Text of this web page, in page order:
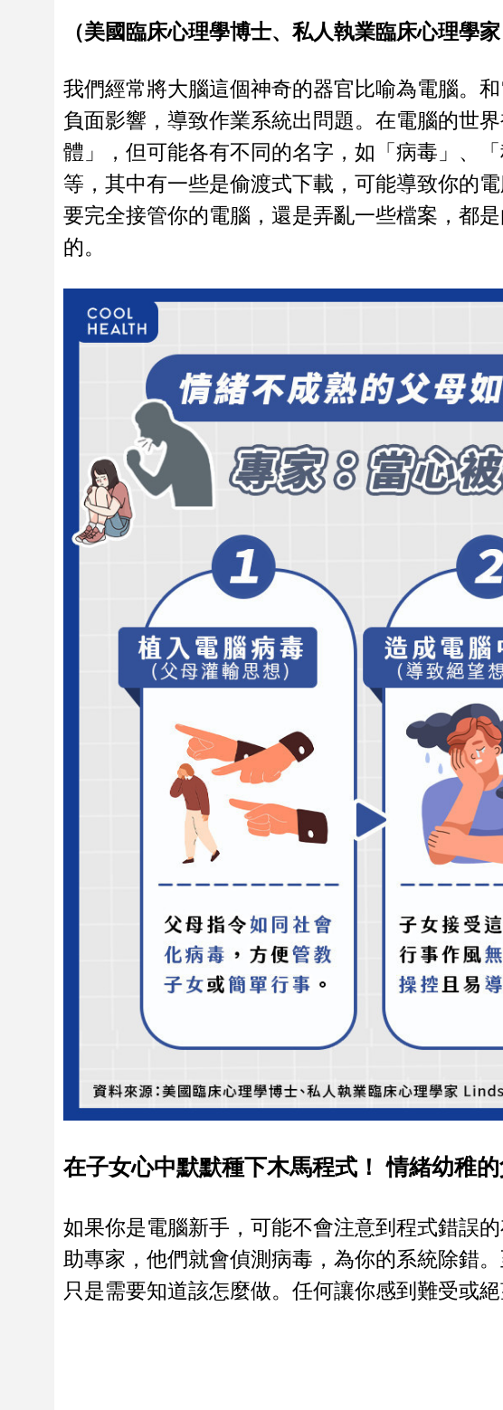
（美國臨床心理學博士、私人執業臨床心理學家
我們經常將大腦這個神奇的器官比喻為電腦。
負面影響，導致作業系統出問題。在電腦的世
體」，但可能各有不同的名字，如「病毒」、
等，其中有一些是偷渡式下載，可能導致你的
要完全接管你的電腦，還是弄亂一些檔案，都
的。
在子女心中默默種下木馬程式！ 情緒幼稚
如果你是電腦新手，可能不會注意到程式錯誤
助專家，他們就會偵測病毒，為你的系統除錯
只是需要知道該怎麼做。任何讓你感到難受或